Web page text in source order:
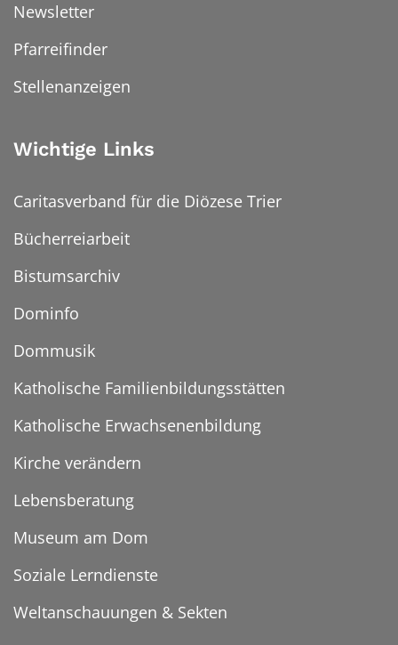
Newsletter
Pfarreifinder
Stellenanzeigen
Wichtige Links
Caritasverband für die Diözese Trier
Bücherreiarbeit
Bistumsarchiv
Dominfo
Dommusik
Katholische Familienbildungsstätten
Katholische Erwachsenenbildung
Kirche verändern
Lebensberatung
Museum am Dom
Soziale Lerndienste
Weltanschauungen & Sekten